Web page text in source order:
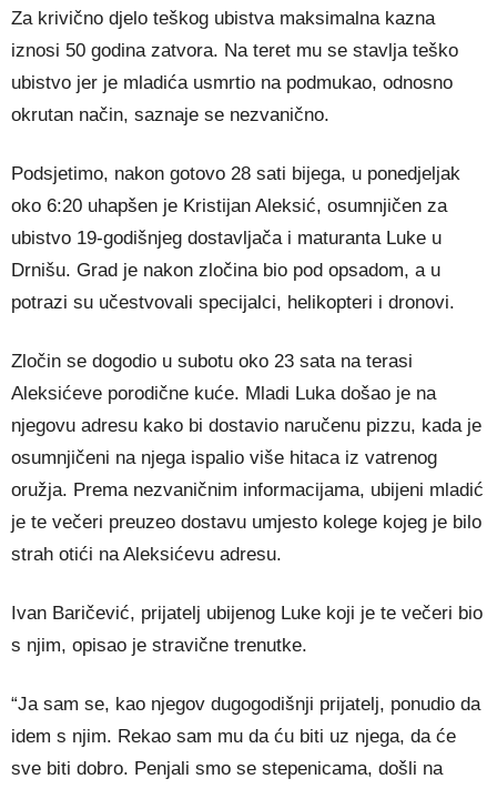
Za krivično djelo teškog ubistva maksimalna kazna
iznosi 50 godina zatvora. Na teret mu se stavlja teško
ubistvo jer je mladića usmrtio na podmukao, odnosno
okrutan način, saznaje se nezvanično.
Podsjetimo, nakon gotovo 28 sati bijega, u ponedjeljak
oko 6:20 uhapšen je Kristijan Aleksić, osumnjičen za
ubistvo 19-godišnjeg dostavljača i maturanta Luke u
Drnišu. Grad je nakon zločina bio pod opsadom, a u
potrazi su učestvovali specijalci, helikopteri i dronovi.
Zločin se dogodio u subotu oko 23 sata na terasi
Aleksićeve porodične kuće. Mladi Luka došao je na
njegovu adresu kako bi dostavio naručenu pizzu, kada je
osumnjičeni na njega ispalio više hitaca iz vatrenog
oružja. Prema nezvaničnim informacijama, ubijeni mladić
je te večeri preuzeo dostavu umjesto kolege kojeg je bilo
strah otići na Aleksićevu adresu.
Ivan Baričević, prijatelj ubijenog Luke koji je te večeri bio
s njim, opisao je stravične trenutke.
“Ja sam se, kao njegov dugogodišnji prijatelj, ponudio da
idem s njim. Rekao sam mu da ću biti uz njega, da će
sve biti dobro. Penjali smo se stepenicama, došli na